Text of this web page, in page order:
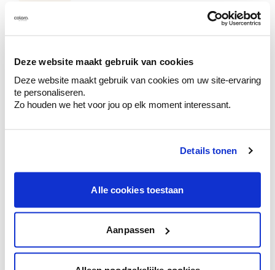
Deze website maakt gebruik van cookies
Deze website maakt gebruik van cookies om uw site-ervaring
te personaliseren.
Zo houden we het voor jou op elk moment interessant.
Details tonen
Alle cookies toestaan
Aanpassen
Kleuradvies aan huis
Ga samen met de kleuradviseur door je
ruimtes.
Krijg ineens een technologische check-up
Bekijk je kleur in de winkel
Ontdek er kleurechte stalen van je